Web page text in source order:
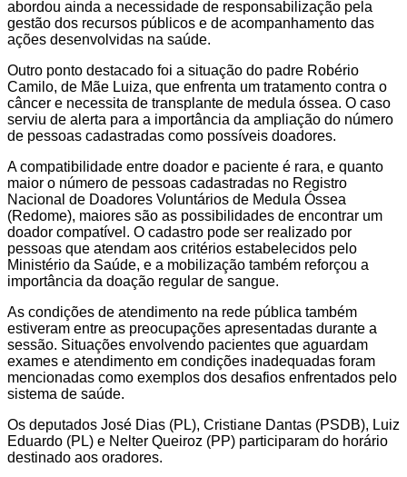
abordou ainda a necessidade de responsabilização pela
gestão dos recursos públicos e de acompanhamento das
ações desenvolvidas na saúde.
Outro ponto destacado foi a situação do padre Robério
Camilo, de Mãe Luiza, que enfrenta um tratamento contra o
câncer e necessita de transplante de medula óssea. O caso
serviu de alerta para a importância da ampliação do número
de pessoas cadastradas como possíveis doadores.
A compatibilidade entre doador e paciente é rara, e quanto
maior o número de pessoas cadastradas no Registro
Nacional de Doadores Voluntários de Medula Óssea
(Redome), maiores são as possibilidades de encontrar um
doador compatível. O cadastro pode ser realizado por
pessoas que atendam aos critérios estabelecidos pelo
Ministério da Saúde, e a mobilização também reforçou a
importância da doação regular de sangue.
As condições de atendimento na rede pública também
estiveram entre as preocupações apresentadas durante a
sessão. Situações envolvendo pacientes que aguardam
exames e atendimento em condições inadequadas foram
mencionadas como exemplos dos desafios enfrentados pelo
sistema de saúde.
Os deputados José Dias (PL), Cristiane Dantas (PSDB), Luiz
Eduardo (PL) e Nelter Queiroz (PP) participaram do horário
destinado aos oradores.